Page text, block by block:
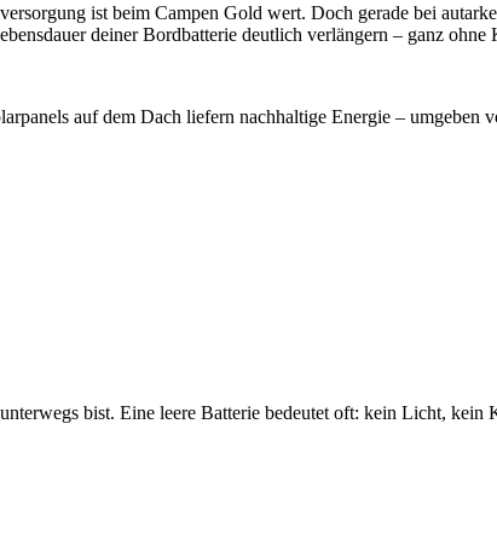
ist beim Campen Gold wert. Doch gerade bei
deiner Bordbatterie deutlich verlängern – ganz ohne
auf dem Dach liefern nachhaltige Energie –
bist. Eine leere Batterie bedeutet oft: kein Licht,